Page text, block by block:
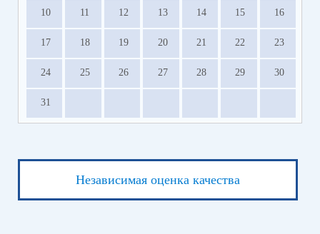
10 11 12 13 14 15 16
17 18 19 20 21 22 23
24 25 26 27 28 29 30
31
Независимая оценка качества